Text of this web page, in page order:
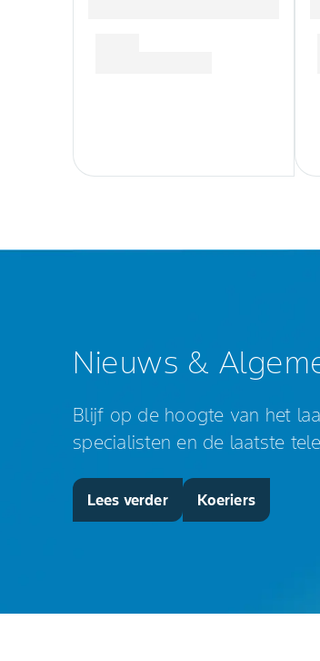
Nieuws &
Blijf op de hoogte van het
specialisten en de laatste
Lees verder Koeriers